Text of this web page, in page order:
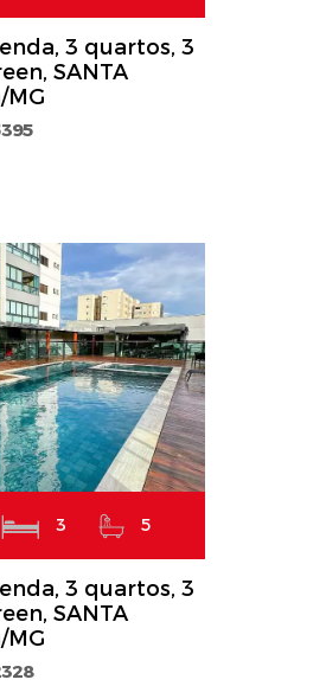
3 quartos, 3
SANTA
MG
3 5
3 quartos, 3
SANTA
MG